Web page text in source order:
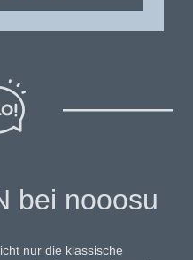
bei nooosu
nur die klassische